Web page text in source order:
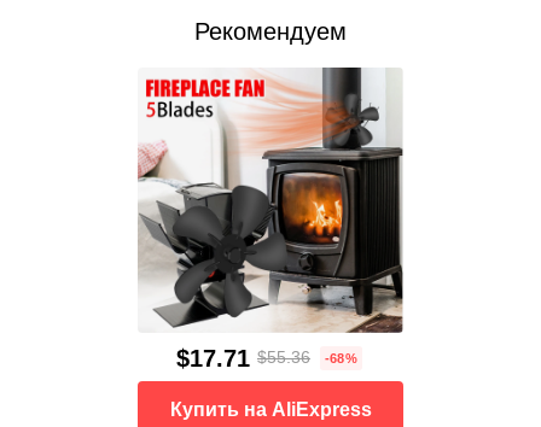
Рекомендуем
$17.71 $55.36 -68%
Купить на AliExpress